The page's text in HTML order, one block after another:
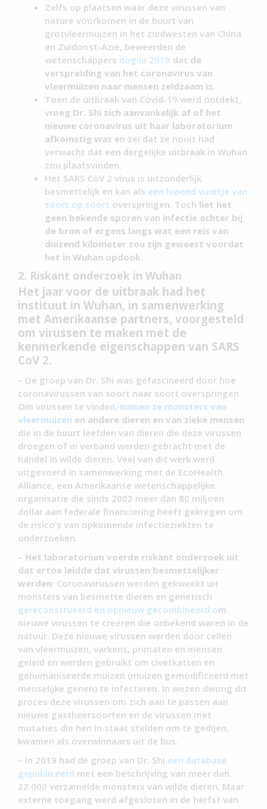
Zelfs op plaatsen waar deze virussen van
nature voorkomen in de buurt van
grotvleermuizen in het zuidwesten van China
en Zuidoost-Azië, beweerden de
wetenschappers nog in 2019 dat de
verspreiding van het coronavirus van
vleermuizen naar mensen zeldzaam is.
Toen de uitbraak van Covid-19 werd ontdekt,
vroeg Dr. Shi zich aanvankelijk af of het
nieuwe coronavirus uit haar laboratorium
afkomstig was en zei dat ze nooit had
verwacht dat een dergelijke uitbraak in Wuhan
zou plaatsvinden.
Het SARS CoV 2 virus is uitzonderlijk
besmettelijk en kan als een lopend vuurtje van
soort op soort overspringen. Toch liet het
geen bekende sporen van infectie achter bij
de bron of ergens langs wat een reis van
duizend kilometer zou zijn geweest voordat
het in Wuhan opdook.
2. Riskant onderzoek in Wuhan
Het jaar voor de uitbraak had het
instituut in Wuhan, in samenwerking
met Amerikaanse partners, voorgesteld
om virussen te maken met de
kenmerkende eigenschappen van SARS
CoV 2.
– De groep van Dr. Shi was gefascineerd door hoe
coronavirussen van soort naar soort overspringen.
Om virussen te vinden, namen ze monsters van
vleermuizen en andere dieren en van zieke mensen
die in de buurt leefden van dieren die deze virussen
droegen of in verband werden gebracht met de
handel in wilde dieren. Veel van dit werk werd
uitgevoerd in samenwerking met de EcoHealth
Alliance, een Amerikaanse wetenschappelijke
organisatie die sinds 2002 meer dan 80 miljoen
dollar aan federale financiering heeft gekregen om
de risico’s van opkomende infectieziekten te
onderzoeken.
– Het laboratorium voerde riskant onderzoek uit
dat ertoe leidde dat virussen besmettelijker
werden: Coronavirussen werden gekweekt uit
monsters van besmette dieren en genetisch
gereconstrueerd en opnieuw gecombineerd om
nieuwe virussen te creëren die onbekend waren in de
natuur. Deze nieuwe virussen werden door cellen
van vleermuizen, varkens, primaten en mensen
geleid en werden gebruikt om civetkatten en
gehumaniseerde muizen (muizen gemodificeerd met
menselijke genen) te infecteren. In wezen dwong dit
proces deze virussen om zich aan te passen aan
nieuwe gastheersoorten en de virussen met
mutaties die hen in staat stelden om te gedijen,
kwamen als overwinnaars uit de bus.
– In 2019 had de groep van Dr. Shi een database
gepubliceerd met een beschrijving van meer dan
22.000 verzamelde monsters van wilde dieren. Maar
externe toegang werd afgesloten in de herfst van